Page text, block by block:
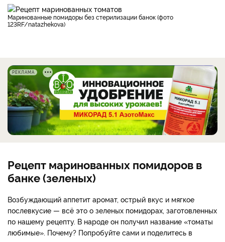
Маринованные помидоры без стерилизации банок (фото
123RF/natazhekova)
РЕКЛАМА
Рецепт маринованных помидоров в
банке (зеленых)
Возбуждающий аппетит аромат, острый вкус и мягкое
послевкусие — всё это о зеленых помидорах, заготовленных
по нашему рецепту. В народе он получил название «томаты
любимые». Почему? Попробуйте сами и поделитесь в